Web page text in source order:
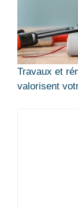
Travaux et
valorisent